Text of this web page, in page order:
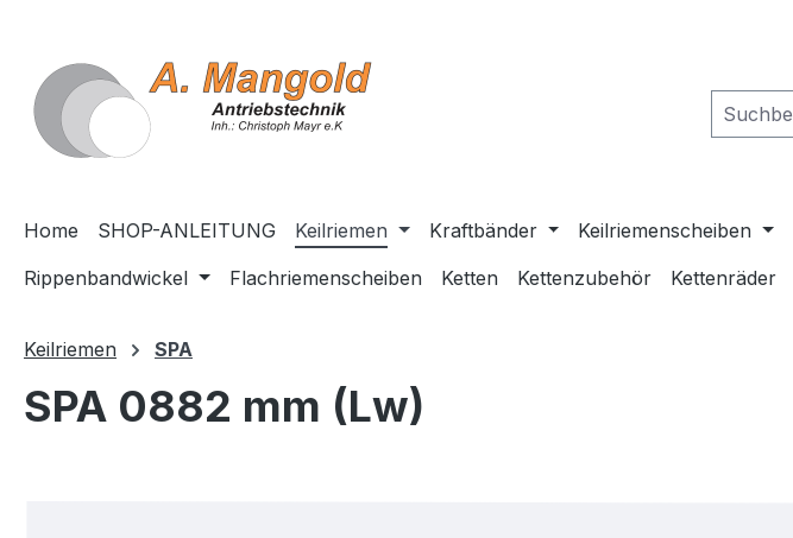
Home SHOP-ANLEITUNG Keilriemen Kraftbänder Keilriemenscheiben
Rippenbandwickel
Flachriemenscheiben Ketten Kettenzubehör Kettenräder
Keilriemen SPA
SPA 0882 mm (Lw)